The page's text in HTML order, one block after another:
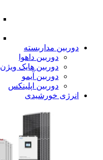
دوربین مداربسته
دوربین داهوا
دوربین هایک ویژن
دوربین آیمو
دوربین اپلینکس
انرژی خورشیدی